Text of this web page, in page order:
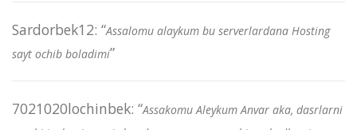
Sardorbek12: “Assalomu alaykum bu serverlardana Hosting
sayt ochib boladimi”
7021020lochinbek: “Assakomu Aleykum Anvar aka, dasrlarni